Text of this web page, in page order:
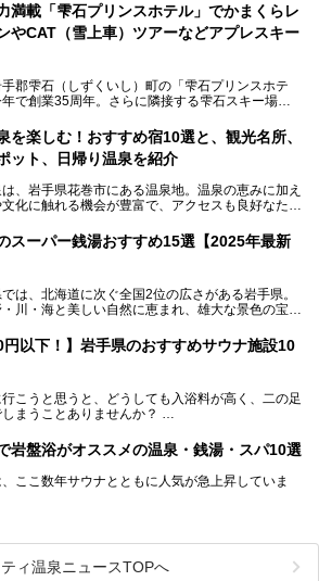
満載「雫石プリンスホテル」でかまくらレ
やCAT（雪上車）ツアーなどアプレスキー
郡雫石（しずくいし）町の「雫石プリンスホテ
で創業35周年。さらに隣接する雫石スキー場は
充実をはかり、テーマをSNOW（雪）＋NOVA
「SNØVA（スノーヴァ）」としました！
ウダースノーの雫石。というわけで、「雫石プリ
」にお出かけして楽しめるアクティビティや温泉
式会社西武・プリンスホテルズワールドワイド
雫石プリンスホテルのPR記事です。
を楽しむ！おすすめ宿10選と、観光名所、
ット、日帰り温泉を紹介
、岩手県花巻市にある温泉地。温泉の恵みに加え
化に触れる機会が豊富で、アクセスも良好なた
は、花巻温泉の魅力、おすすめの宿・注目すべき
ト・味わい深い食事処・気軽に立ち寄れる日帰り
の日常を忘れられる特別な体験を通じて、いつも
スーパー銭湯おすすめ15選【2025年最新
は、北海道に次ぐ全国2位の広さがある岩手県。
川・海と美しい自然に恵まれ、雄大な景色の宝庫
介類などの岩手グルメは全国に知られていますね。
囲まれた岩手県には、温泉が多く湧き出していま
、岩手県でおすすめのスーパー銭湯をご紹介しま
円以下！】岩手県のおすすめサウナ施設10
こうと思うと、どうしても入浴料が高く、二の足
まうことありませんか？
段を抑えた格安でお風呂とサウナを満喫できる充実
介します！
月何回もサウナを楽しみたい人にとってはピッタ
かりなんですよ。
岩盤浴がオススメの温泉・銭湯・スパ10選
ここ数年サウナとともに人気が急上昇していま
手県でおすすめの温泉、銭湯、スパにある岩盤浴
ます！
めなので、暑いのが苦手な人でも大満足な施設です
ィ温泉ニュースTOPへ